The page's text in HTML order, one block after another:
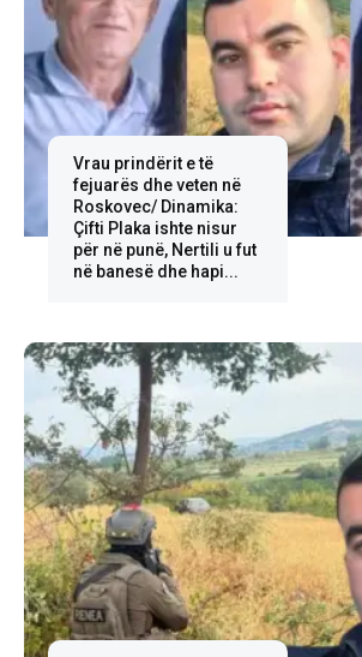
Vrau prindërit e të
fejuarës dhe veten në
Roskovec/ Dinamika:
Çifti Plaka ishte nisur
për në punë, Nertili u fut
në banesë dhe hapi...